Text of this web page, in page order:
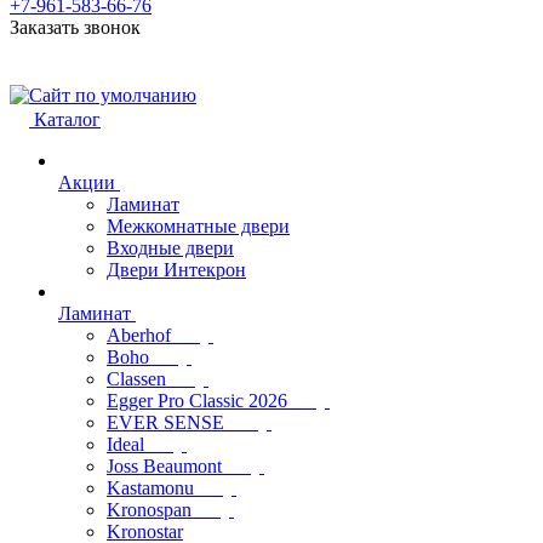
+7-961-583-66-76
Заказать звонок
Каталог
Акции
Ламинат
Межкомнатные двери
Входные двери
Двери Интекрон
Ламинат
Aberhof
Boho
Classen
Egger Pro Classic 2026
EVER SENSE
Ideal
Joss Beaumont
Kastamonu
Kronospan
Kronostar